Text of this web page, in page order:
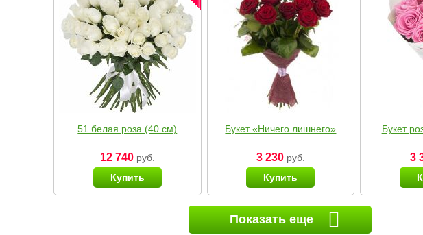
51 белая роза (40 см)
12 740руб.
Купить
Букет «Ничего лишнего»
3 230руб.
Купить
Букет
3
Показать еще